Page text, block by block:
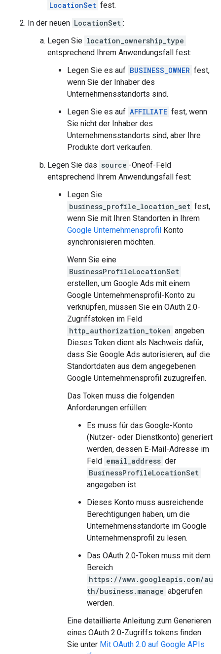
LocationSet fest.
In der neuen LocationSet :
Legen Sie location_ownership_type
entsprechend Ihrem Anwendungsfall fest:
Legen Sie es auf BUSINESS_OWNER fest,
wenn Sie der Inhaber des
Unternehmensstandorts sind.
Legen Sie es auf AFFILIATE fest, wenn
Sie nicht der Inhaber des
Unternehmensstandorts sind, aber Ihre
Produkte dort verkaufen.
Legen Sie das source -Oneof-Feld
entsprechend Ihrem Anwendungsfall fest:
Legen Sie
business_profile_location_set fest,
wenn Sie mit Ihren Standorten in Ihrem
Google Unternehmensprofil Konto
synchronisieren möchten.
Wenn Sie eine
BusinessProfileLocationSet
erstellen, um Google Ads mit einem
Google Unternehmensprofil-Konto zu
verknüpfen, müssen Sie ein OAuth 2.0-
Zugriffstoken im Feld
http_authorization_token angeben.
Dieses Token dient als Nachweis dafür,
dass Sie Google Ads autorisieren, auf die
Standortdaten aus dem angegebenen
Google Unternehmensprofil zuzugreifen.
Das Token muss die folgenden
Anforderungen erfüllen:
Es muss für das Google-Konto
(Nutzer- oder Dienstkonto) generiert
werden, dessen E-Mail-Adresse im
Feld email_address der
BusinessProfileLocationSet
angegeben ist.
Dieses Konto muss ausreichende
Berechtigungen haben, um die
Unternehmensstandorte im Google
Unternehmensprofil zu lesen.
Das OAuth 2.0-Token muss mit dem
Bereich
https://www.googleapis.com/au
th/business.manage abgerufen
werden.
Eine detaillierte Anleitung zum Generieren
eines OAuth 2.0-Zugriffs tokens finden
Sie unter Mit OAuth 2.0 auf Google APIs